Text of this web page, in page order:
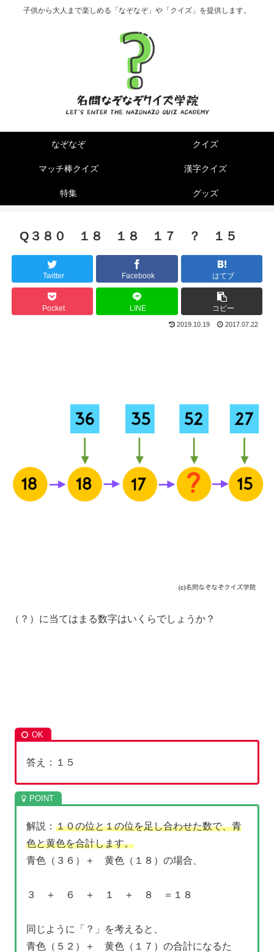
子供から大人まで楽しめる「なぞなぞ」や「クイズ」を提供します。
なぞなぞ クイズ
マッチ棒クイズ 漢字クイズ
特集 グッズ
Q３８０ １８ １８ １７ ？ １５
Twitter Facebook はてブ
Pocket LINE コピー
2019.10.19 2017.07.22
（？）に当てはまる数字はいくらでしょうか？
答え：１５
解説：１０の位と１の位を足し合わせた数で、青
色と黄色を合計します。
青色（３６）＋ 黄色（１８）の場合、
３ ＋ ６ ＋ １ ＋ ８ ＝１８
同じように「？」を考えると、
青色（５２）＋ 黄色（１７）の合計になるた